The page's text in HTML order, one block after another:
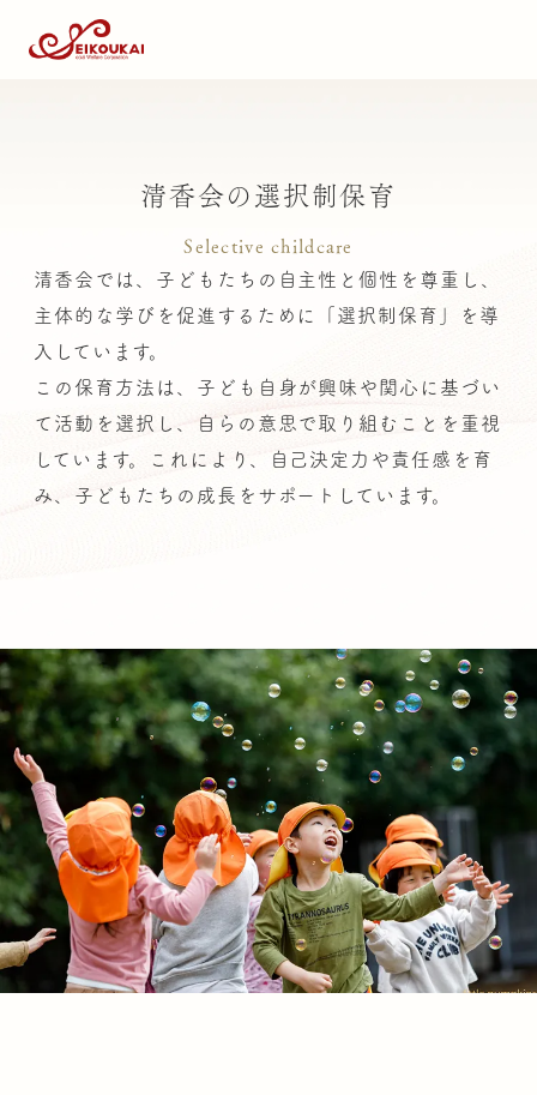
清香会の選択制保育
Selective childcare
清香会では、子どもたちの自主性と個性を尊重し、
主体的な学びを促進するために「選択制保育」を導
入しています。
この保育方法は、子ども自身が興味や関心に基づい
て活動を選択し、自らの意思で取り組むことを重視
しています。これにより、自己決定力や責任感を育
み、子どもたちの成長をサポートしています。